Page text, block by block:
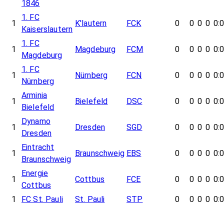
1846
1
1. FC
Kaiserslautern
K'lautern FCK 0 0 0 0 0:0
1
1. FC
Magdeburg
Magdeburg FCM 0 0 0 0 0:0
1
1. FC
Nürnberg
Nürnberg FCN 0 0 0 0 0:0
1
Arminia
Bielefeld
Bielefeld DSC 0 0 0 0 0:0
1
Dynamo
Dresden
Dresden SGD 0 0 0 0 0:0
1
Eintracht
Braunschweig
Braunschweig EBS 0 0 0 0 0:0
1
Energie
Cottbus
Cottbus FCE 0 0 0 0 0:0
1 FC St. Pauli St. Pauli STP 0 0 0 0 0:0